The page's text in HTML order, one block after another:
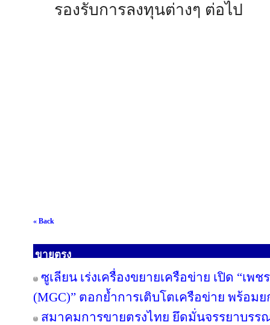
รองรับการลงทุนต่างๆ ต่อไป
« Back
ขายตรง
ซูเลียน เร่งเครื่องขยายเครือข่าย เปิด “เพ
(MGC)” ตอกย้ำการเติบโตเครือข่าย พร้อ
สมาคมการขายตรงไทย ยึดมั่นจรรยาบรร